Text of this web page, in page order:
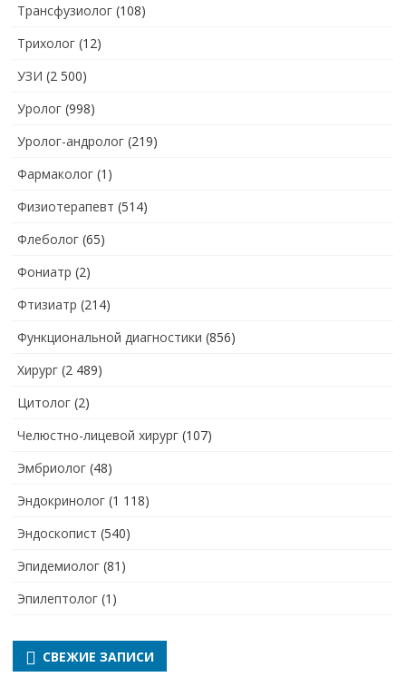
Трансфузиолог (108)
Трихолог (12)
УЗИ (2 500)
Уролог (998)
Уролог-андролог (219)
Фармаколог (1)
Физиотерапевт (514)
Флеболог (65)
Фониатр (2)
Фтизиатр (214)
Функциональной диагностики (856)
Хирург (2 489)
Цитолог (2)
Челюстно-лицевой хирург (107)
Эмбриолог (48)
Эндокринолог (1 118)
Эндоскопист (540)
Эпидемиолог (81)
Эпилептолог (1)
СВЕЖИЕ ЗАПИСИ